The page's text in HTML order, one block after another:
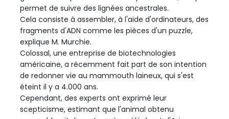
permet de suivre des lignées ancestrales.
Cela consiste à assembler, à l'aide d'ordinateurs, des
fragments d'ADN comme les pièces d'un puzzle,
explique M. Murchie.
Colossal, une entreprise de biotechnologies
américaine, a récemment fait part de son intention
de redonner vie au mammouth laineux, qui s'est
éteint il y a 4.000 ans.
Cependant, des experts ont exprimé leur
scepticisme, estimant que l'animal obtenu